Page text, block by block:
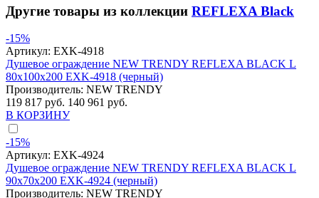
Другие товары из коллекции REFLEXA Black
-15%
Артикул: EXK-4918
Душевое ограждение NEW TRENDY REFLEXA BLACK L
80x100x200 EXK-4918 (черный)
Производитель: NEW TRENDY
119 817 руб. 140 961 руб.
В КОРЗИНУ
-15%
Артикул: EXK-4924
Душевое ограждение NEW TRENDY REFLEXA BLACK L
90x70x200 EXK-4924 (черный)
Производитель: NEW TRENDY